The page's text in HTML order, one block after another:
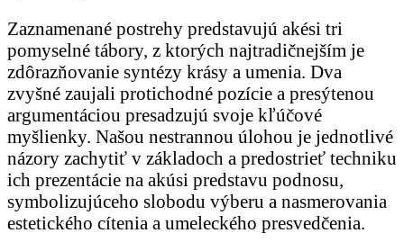
Zaznamenané postrehy predstavujú akési tri
pomyselné tábory, z ktorých najtradičnejším je
zdôrazňovanie syntézy krásy a umenia. Dva
zvyšné zaujali protichodné pozície a presýtenou
argumentáciou presadzujú svoje kľúčové
myšlienky. Našou nestrannou úlohou je jednotlivé
názory zachytiť v základoch a predostrieť techniku
ich prezentácie na akúsi predstavu podnosu,
symbolizujúceho slobodu výberu a nasmerovania
estetického cítenia a umeleckého presvedčenia.